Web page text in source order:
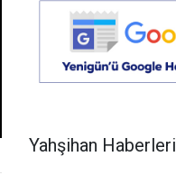
Yahşihan Haberleri